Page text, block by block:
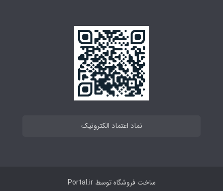
نماد اعتماد الکترونیک
ساخت فروشگاه توسطPortal.ir